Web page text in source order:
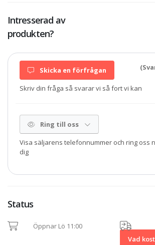
Intresserad av
produkten?
Skicka en förfrågan
Skriv din fråga så svarar vi så fort vi kan
Ring till oss
Visa säljarens telefonnummer och ring oss
dig
Status
Öppnar Lö 11:00
Vad